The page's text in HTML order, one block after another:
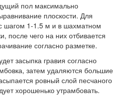
пол максимально
плоскости. Для
шагом 1-1.5 м и в шахматном
после чего на них отбивается
согласно разметке.
засыпка гравия согласно
затем удаляются большие
ровный слой песчаного
хорошенько утрамбовать.